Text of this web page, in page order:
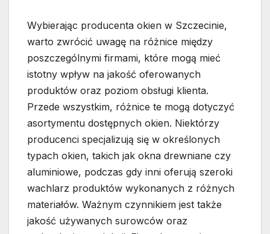
Wybierając producenta okien w Szczecinie,
warto zwrócić uwagę na różnice między
poszczególnymi firmami, które mogą mieć
istotny wpływ na jakość oferowanych
produktów oraz poziom obsługi klienta.
Przede wszystkim, różnice te mogą dotyczyć
asortymentu dostępnych okien. Niektórzy
producenci specjalizują się w określonych
typach okien, takich jak okna drewniane czy
aluminiowe, podczas gdy inni oferują szeroki
wachlarz produktów wykonanych z różnych
materiałów. Ważnym czynnikiem jest także
jakość używanych surowców oraz